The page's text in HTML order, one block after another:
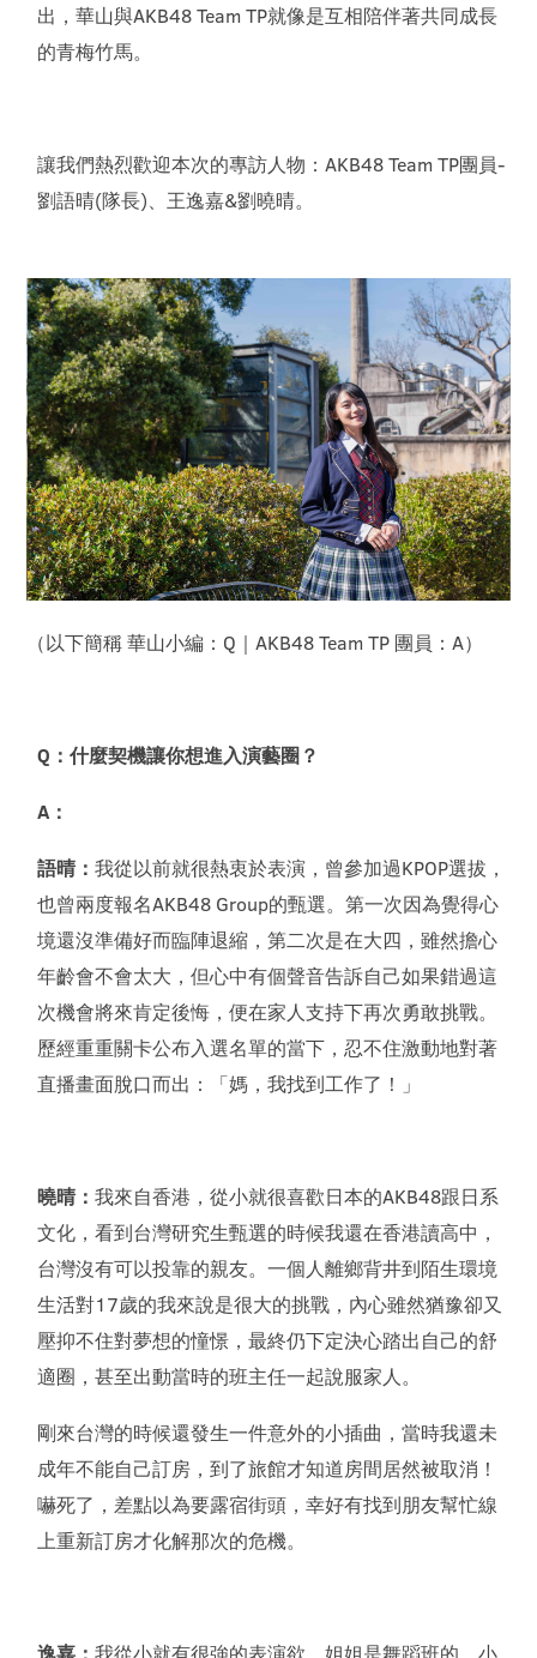
出，華山與AKB48 Team TP就像是互相陪伴著共同成長
的青梅竹馬。
讓我們熱烈歡迎本次的專訪人物：AKB48 Team TP團員-
劉語晴(隊長)、王逸嘉&劉曉晴。
（以下簡稱 華山小編：Q｜AKB48 Team TP 團員：A）
Q：什麼契機讓你想進入演藝圈？
A：
語晴： 我從以前就很熱衷於表演，曾參加過KPOP選拔，
也曾兩度報名AKB48 Group的甄選。第一次因為覺得心
境還沒準備好而臨陣退縮，第二次是在大四，雖然擔心
年齡會不會太大，但心中有個聲音告訴自己如果錯過這
次機會將來肯定後悔，便在家人支持下再次勇敢挑戰。
歷經重重關卡公布入選名單的當下，忍不住激動地對著
直播畫面脫口而出：「媽，我找到工作了！」
曉晴： 我來自香港，從小就很喜歡日本的AKB48跟日系
文化，看到台灣研究生甄選的時候我還在香港讀高中，
台灣沒有可以投靠的親友。一個人離鄉背井到陌生環境
生活對17歲的我來說是很大的挑戰，內心雖然猶豫卻又
壓抑不住對夢想的憧憬，最終仍下定決心踏出自己的舒
適圈，甚至出動當時的班主任一起說服家人。
剛來台灣的時候還發生一件意外的小插曲，當時我還未
成年不能自己訂房，到了旅館才知道房間居然被取消！
嚇死了，差點以為要露宿街頭，幸好有找到朋友幫忙線
上重新訂房才化解那次的危機。
逸嘉： 我從小就有很強的表演欲，姐姐是舞蹈班的，小